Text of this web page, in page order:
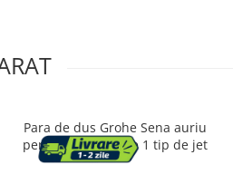
Para de dus Grohe Sena auriu
periat Cool Sunrise 1 tip de jet